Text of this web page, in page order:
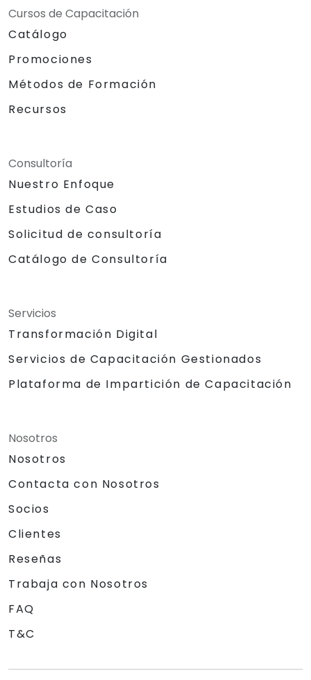
Cursos de Capacitación
Catálogo
Promociones
Métodos de Formación
Recursos
Consultoría
Nuestro Enfoque
Estudios de Caso
Solicitud de consultoría
Catálogo de Consultoría
Servicios
Transformación Digital
Servicios de Capacitación Gestionados
Plataforma de Impartición de Capacitación
Nosotros
Nosotros
Contacta con Nosotros
Socios
Clientes
Reseñas
Trabaja con Nosotros
FAQ
T&C